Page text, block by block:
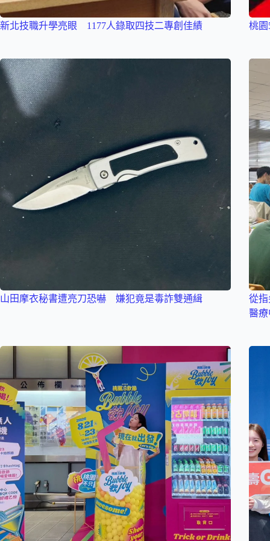
新北技職升學亮眼 1177人錄取四技二專創佳績 桃
山田摩衣秘書遭亮刀恐嚇 嫌犯竟是毒詐雙通緝
從
醫